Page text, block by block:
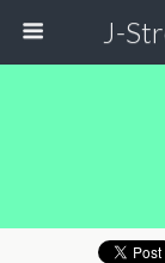
J-